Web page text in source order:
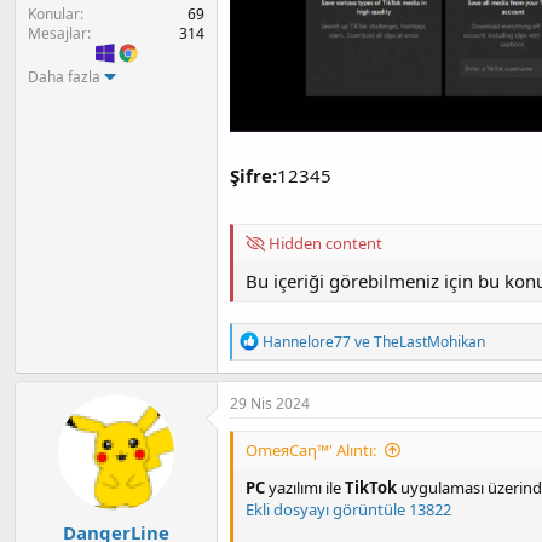
a
n
Konular
69
Mesajlar
314
Daha fazla
Şifre:12345
Hidden content
Bu içeriği görebilmeniz için bu
T
e
p
k
e
:
Hannelore77veTheLastMohikan
DanqerLine
29 Nis 2024
OmeяCaη™' Alıntı:
PCyazılımı ileTikTok uygulaması
Ekli dosyayı görüntüle 13822